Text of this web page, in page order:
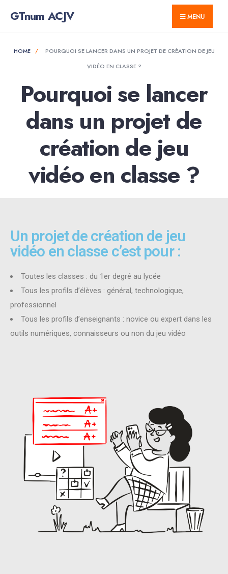
GTnum ACJV MENU
HOME
POURQUOI SE LANCER DANS UN PROJET DE CRÉATION DE JEU
VIDÉO EN CLASSE ?
Pourquoi se lancer
dans un projet de
création de jeu
vidéo en classe ?
Un projet de création de jeu
vidéo en classe c’est pour :
Toutes les classes : du 1er degré au lycée
Tous les profils d’élèves : général, technologique,
professionnel
Tous les profils d’enseignants : novice ou expert dans les
outils numériques, connaisseurs ou non du jeu vidéo